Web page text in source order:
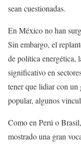
sean cuestionadas.
En México no han
Sin embargo, el
de política energética,
significativo en
tener que lidiar con
popular, algunos
Como en Perú o
mostrado una gran